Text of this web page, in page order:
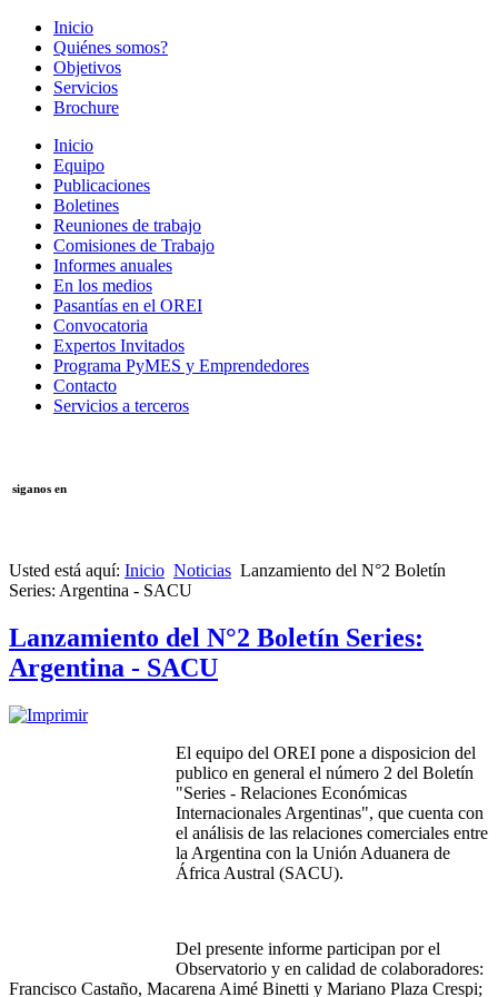
Inicio
Quiénes somos?
Objetivos
Servicios
Brochure
Inicio
Equipo
Publicaciones
Boletines
Reuniones de trabajo
Comisiones de Trabajo
Informes anuales
En los medios
Pasantías en el OREI
Convocatoria
Expertos Invitados
Programa PyMES y Emprendedores
Contacto
Servicios a terceros
siganos en
Usted está aquí: Inicio Noticias Lanzamiento del N°2 Boletín
Series: Argentina - SACU
Lanzamiento del N°2 Boletín Series:
Argentina - SACU
El equipo del OREI pone a disposicion del
publico en general el número 2 del Boletín
"Series - Relaciones Económicas
Internacionales Argentinas", que cuenta con
el análisis de las relaciones comerciales entre
la Argentina con la Unión Aduanera de
África Austral (SACU).
Del presente informe participan por el
Observatorio y en calidad de colaboradores:
Francisco Castaño, Macarena Aimé Binetti y Mariano Plaza Crespi;